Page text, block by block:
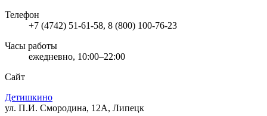
Телефон
+7 (4742) 51-61-58, 8 (800) 100-76-23
Часы работы
ежедневно, 10:00–22:00
Сайт
Детишкино
ул. П.И. Смородина, 12А, Липецк